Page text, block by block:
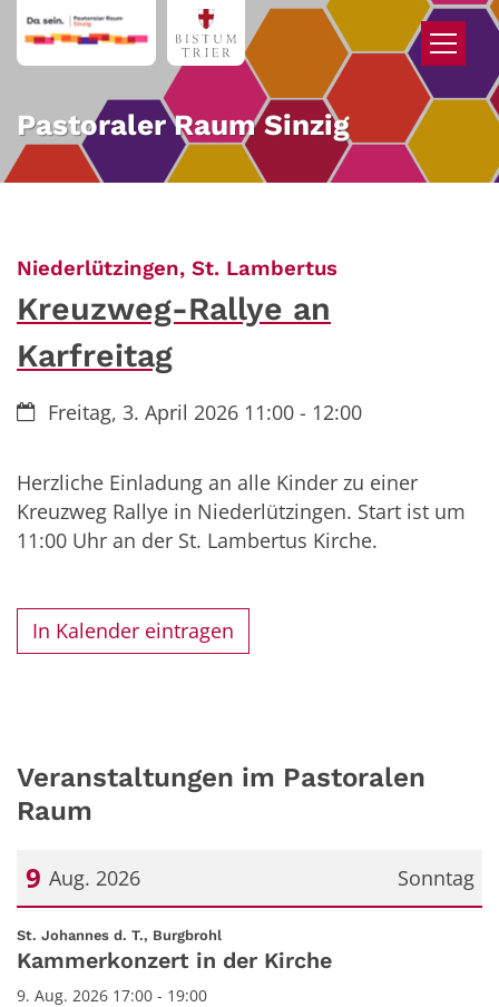
Zum Inhalt springen
Pastoraler Raum Sinzig
Niederlützingen, St. Lambertus:
Kreuzweg-Rallye an
Karfreitag
Datum:Freitag, 3. April 2026 11:00 - 12:00
Herzliche Einladung an alle Kinder zu einer
Kreuzweg Rallye in Niederlützingen. Start ist um
11:00 Uhr an der St. Lambertus Kirche.
In Kalender eintragen
Veranstaltungen im Pastoralen
Raum
Sonntag
9 Aug. 2026
Datum: 9. August 2026
St. Johannes d. T., Burgbrohl
Kammerkonzert in der Kirche
9. Aug. 2026 17:00 - 19:00